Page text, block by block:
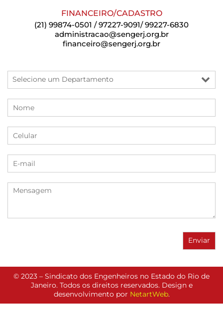
FINANCEIRO/CADASTRO
(21) 99874-0501 / 97227-9091/ 99227-6830
administracao@sengerj.org.br
financeiro@sengerj.org.br
© 2023 – Sindicato dos Engenheiros no Estado do Rio de
Janeiro. Todos os direitos reservados. Design e
desenvolvimento por NetartWeb.